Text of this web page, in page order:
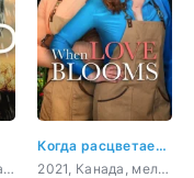
2020, США, драма, мелодрама
Когда расцветает любовь
2021, Канада, мелодрама, комедия